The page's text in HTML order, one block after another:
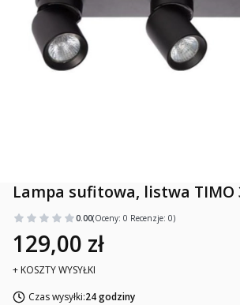
Lampa sufitowa, listwa TIMO
0.00(Oceny: 0 Recenzje: 0)
129,00 zł
+ KOSZTY WYSYŁKI
Czas wysyłki:24 godziny